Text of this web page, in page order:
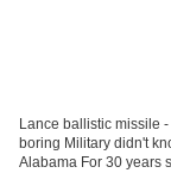
Lance ballistic missile
boring Military didn't
Alabama For 30 years